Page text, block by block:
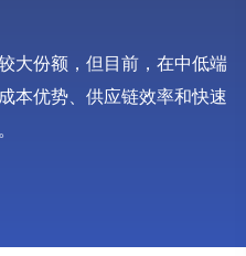
大份额，但目前，在中低端
本优势、供应链效率和快速